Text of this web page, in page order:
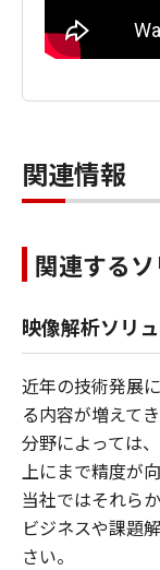
関連情報
関連する
映像解析ソリ
近年の技術発展
る内容が増えてき
分野によっては
上にまで精度が
当社ではそれら
ビジネスや課題
さい。